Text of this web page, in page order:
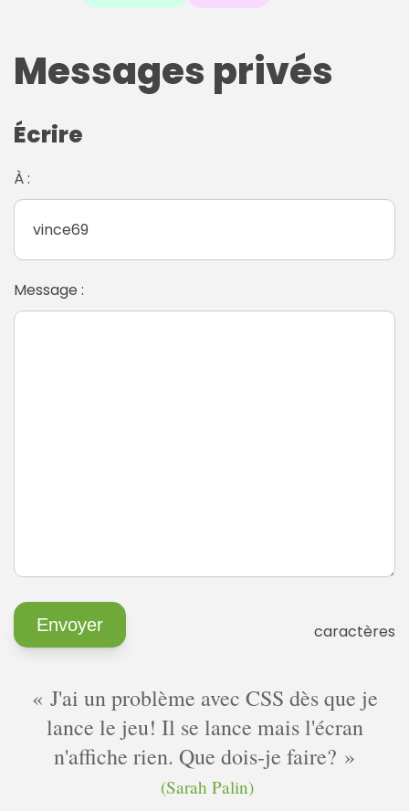
Messages privés
Écrire
À :
Message :
caractères
J'ai un problème avec CSS dès que je
lance le jeu! Il se lance mais l'écran
n'affiche rien. Que dois-je faire?
(Sarah Palin)